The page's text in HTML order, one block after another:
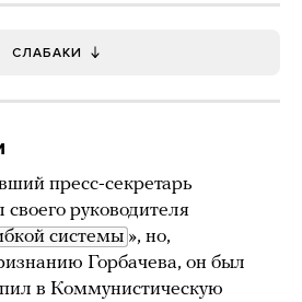
СЛАБАКИ
пресс-секретарь
руководителя
системы », но,
Горбачева, он был
в Коммунистическую